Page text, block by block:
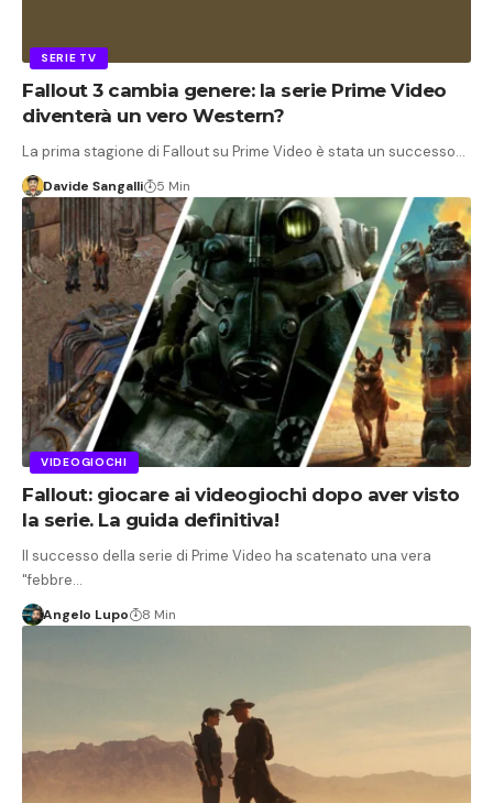
SERIE TV
Fallout 3 cambia genere: la serie Prime Video
diventerà un vero Western?
La prima stagione di Fallout su Prime Video è stata un successo…
Davide Sangalli 5 Min
VIDEOGIOCHI
Fallout: giocare ai videogiochi dopo aver visto
la serie. La guida definitiva!
Il successo della serie di Prime Video ha scatenato una vera
"febbre…
Angelo Lupo 8 Min